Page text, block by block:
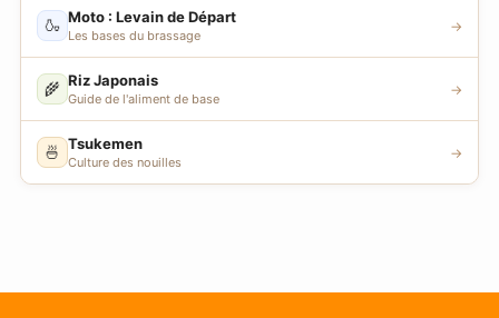
🍶 Moto : Levain de Départ
Les bases du brassage
→
🌾 Riz Japonais
Guide de l'aliment de base
→
🍜 Tsukemen
Culture des nouilles
→